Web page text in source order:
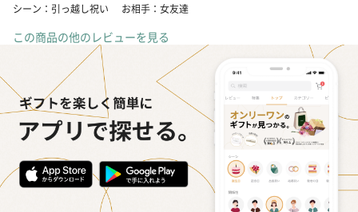
シーン：引っ越し祝い
お相手：女友達
この商品の他のレビューを見る